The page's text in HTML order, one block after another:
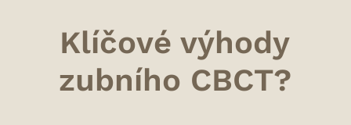
Klíčové výhody
zubního CBCT?